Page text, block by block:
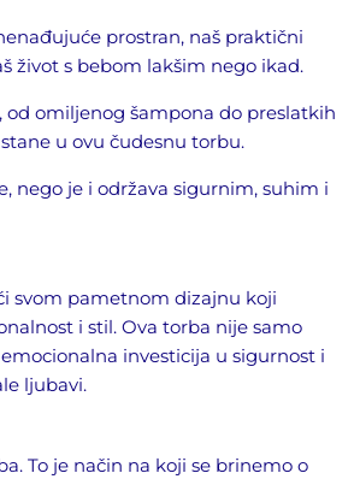
prostran, naš praktični
život s bebom lakšim nego ikad.
od omiljenog šampona do preslatkih
u ovu čudesnu torbu.
nego je i održava sigurnim, suhim i
svom pametnom dizajnu koji
i stil. Ova torba nije samo
investicija u sigurnost i
ljubavi.
To je način na koji se brinemo o